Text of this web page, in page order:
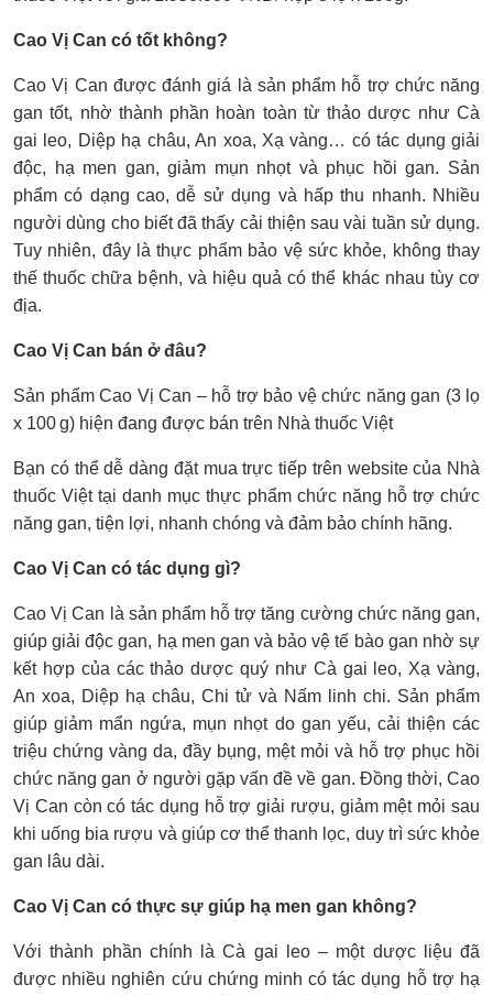
Cao Vị Can có tốt không?
Cao Vị Can được đánh giá là sản phẩm hỗ trợ chức năng
gan tốt, nhờ thành phần hoàn toàn từ thảo dược như Cà
gai leo, Diệp hạ châu, An xoa, Xạ vàng… có tác dụng giải
độc, hạ men gan, giảm mụn nhọt và phục hồi gan. Sản
phẩm có dạng cao, dễ sử dụng và hấp thu nhanh. Nhiều
người dùng cho biết đã thấy cải thiện sau vài tuần sử dụng.
Tuy nhiên, đây là thực phẩm bảo vệ sức khỏe, không thay
thế thuốc chữa bệnh, và hiệu quả có thể khác nhau tùy cơ
địa.
Cao Vị Can bán ở đâu?
Sản phẩm Cao Vị Can – hỗ trợ bảo vệ chức năng gan (3 lọ
x 100 g) hiện đang được bán trên Nhà thuốc Việt
Bạn có thể dễ dàng đặt mua trực tiếp trên website của Nhà
thuốc Việt tại danh mục thực phẩm chức năng hỗ trợ chức
năng gan, tiện lợi, nhanh chóng và đảm bảo chính hãng.
Cao Vị Can có tác dụng gì?
Cao Vị Can là sản phẩm hỗ trợ tăng cường chức năng gan,
giúp giải độc gan, hạ men gan và bảo vệ tế bào gan nhờ sự
kết hợp của các thảo dược quý như Cà gai leo, Xạ vàng,
An xoa, Diệp hạ châu, Chi tử và Nấm linh chi. Sản phẩm
giúp giảm mẩn ngứa, mụn nhọt do gan yếu, cải thiện các
triệu chứng vàng da, đầy bụng, mệt mỏi và hỗ trợ phục hồi
chức năng gan ở người gặp vấn đề về gan. Đồng thời, Cao
Vị Can còn có tác dụng hỗ trợ giải rượu, giảm mệt mỏi sau
khi uống bia rượu và giúp cơ thể thanh lọc, duy trì sức khỏe
gan lâu dài.
Cao Vị Can có thực sự giúp hạ men gan không?
Với thành phần chính là Cà gai leo – một dược liệu đã
được nhiều nghiên cứu chứng minh có tác dụng hỗ trợ hạ